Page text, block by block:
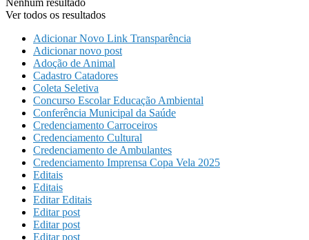
Ver todos os resultados
Adicionar Novo Link Transparência
Adicionar novo post
Adoção de Animal
Cadastro Catadores
Coleta Seletiva
Concurso Escolar Educação Ambiental
Conferência Municipal da Saúde
Credenciamento Carroceiros
Credenciamento Cultural
Credenciamento de Ambulantes
Credenciamento Imprensa Copa Vela 2025
Editais
Editais
Editar Editais
Editar post
Editar post
Editar post